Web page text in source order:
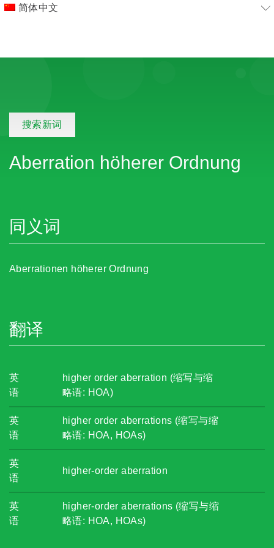
简体中文
搜索新词
Aberration höherer Ordnung
同义词
Aberrationen höherer Ordnung
翻译
英
语
higher order aberration (缩写与缩
略语: HOA)
英
语
higher order aberrations (缩写与缩
略语: HOA, HOAs)
英
语
higher-order aberration
英
语
higher-order aberrations (缩写与缩
略语: HOA, HOAs)